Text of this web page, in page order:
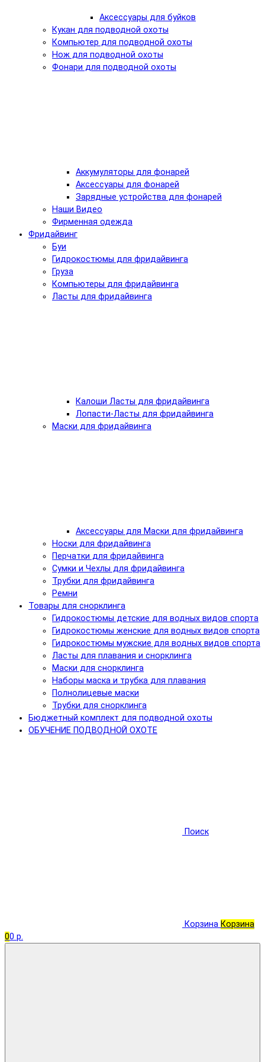
Аксессуары для буйков
Кукан для подводной охоты
Компьютер для подводной охоты
Нож для подводной охоты
Фонари для подводной охоты
Аккумуляторы для фонарей
Аксессуары для фонарей
Зарядные устройства для фонарей
Наши Видео
Фирменная одежда
Фридайвинг
Буи
Гидрокостюмы для фридайвинга
Груза
Компьютеры для фридайвинга
Ласты для фридайвинга
Калоши Ласты для фридайвинга
Лопасти-Ласты для фридайвинга
Маски для фридайвинга
Аксессуары для Маски для фридайвинга
Носки для фридайвинга
Перчатки для фридайвинга
Сумки и Чехлы для фридайвинга
Трубки для фридайвинга
Ремни
Товары для снорклинга
Гидрокостюмы детские для водных видов спорта
Гидрокостюмы женские для водных видов спорта
Гидрокостюмы мужские для водных видов спорта
Ласты для плавания и снорклинга
Маски для снорклинга
Наборы маска и трубка для плавания
Полнолицевые маски
Трубки для снорклинга
Бюджетный комплект для подводной охоты
ОБУЧЕНИЕ ПОДВОДНОЙ ОХОТЕ
Поиск
Корзина Корзина
00 р.